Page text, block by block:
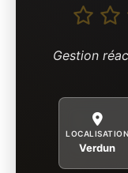
Gestion
LOCALISATION
Verdun